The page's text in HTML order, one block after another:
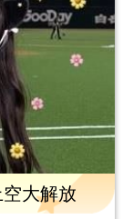
大解放